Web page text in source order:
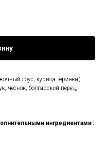
соус, курица терияки(
чеснок, болгарский перец,
ингредиентами :